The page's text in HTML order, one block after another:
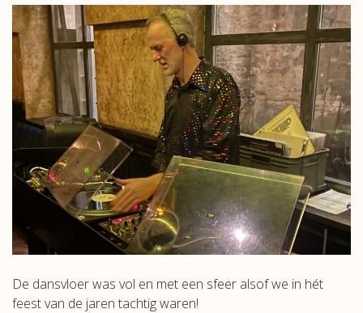
De dansvloer was vol en met een sfeer alsof we in hét
feest van de jaren tachtig waren!